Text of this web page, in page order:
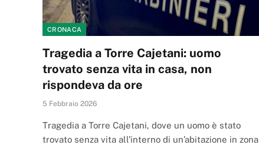
CRONACA
Tragedia a Torre Cajetani: uomo
trovato senza vita in casa, non
rispondeva da ore
5 Febbraio 2026
Tragedia a Torre Cajetani, dove un uomo è stato
trovato senza vita all’interno di un’abitazione in zona